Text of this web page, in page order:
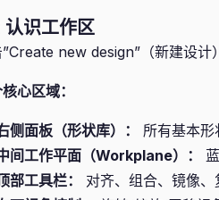
认识工作区
”Create new design”（新建设计
心区域：
侧面板（形状库）：
所有基本
间工作平面（Workplane）：
部工具栏：
对齐、组合、镜像